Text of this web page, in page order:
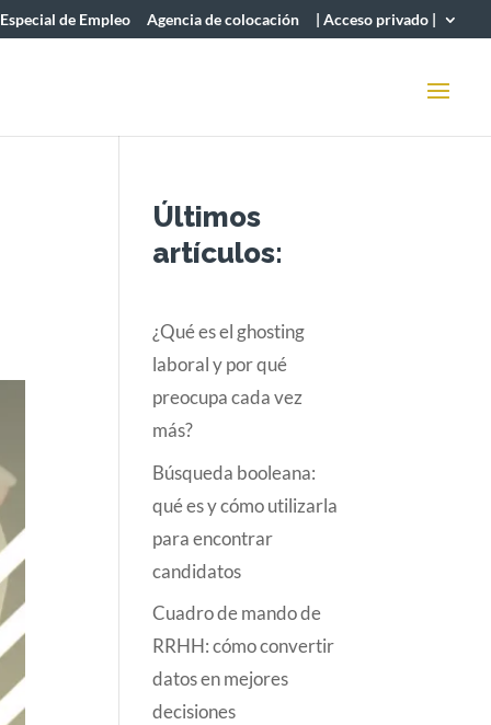
de Empleo Agencia de colocación | Acceso privado |
Últimos
artículos:
¿Qué es el ghosting
laboral y por qué
preocupa cada vez
más?
Búsqueda booleana:
qué es y cómo utilizarla
para encontrar
candidatos
Cuadro de mando de
RRHH: cómo convertir
datos en mejores
decisiones